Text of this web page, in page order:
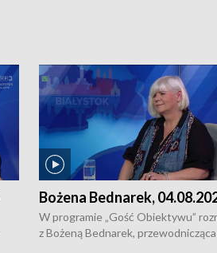
Bożena Bednarek,
W programie „Gość Obiektywu”
z Bożeną Bednarek, przewodnicząca